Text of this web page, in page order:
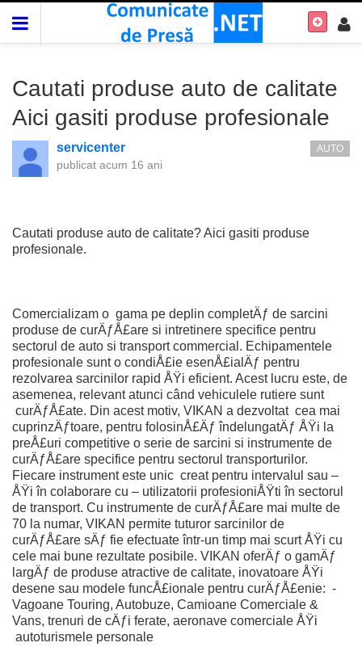
Cautati produse auto de calitate
Aici gasiti produse profesionale
servicenter
publicat acum 16 ani
AUTO
Cautati produse auto de calitate? Aici gasiti produse
profesionale.
Comercializam o gama pe deplin completÄƒ de sarcini
produse de curÄƒÅ£are si intretinere specifice pentru
sectorul de auto si transport commercial. Echipamentele
profesionale sunt o condiÅ£ie esenÅ£ialÄƒ pentru
rezolvarea sarcinilor rapid ÅŸi eficient. Acest lucru este, de
asemenea, relevant atunci când vehiculele rutiere sunt
curÄƒÅ£ate. Din acest motiv, VIKAN a dezvoltat cea mai
cuprinzÄƒtoare, pentru folosinÅ£Äƒ îndelungatÄƒ ÅŸi la
preÅ£uri competitive o serie de sarcini si instrumente de
curÄƒÅ£are specifice pentru sectorul transporturilor.
Fiecare instrument este unic creat pentru intervalul sau –
ÅŸi în colaborare cu – utilizatorii profesioniÅŸti în sectorul
de transport. Cu instrumente de curÄƒÅ£are mai multe de
70 la numar, VIKAN permite tuturor sarcinilor de
curÄƒÅ£are sÄƒ fie efectuate într-un timp mai scurt ÅŸi cu
cele mai bune rezultate posibile. VIKAN oferÄƒ o gamÄƒ
largÄƒ de produse atractive de calitate, inovatoare ÅŸi
desene sau modele funcÅ£ionale pentru curÄƒÅ£enie: -
Vagoane Touring, Autobuze, Camioane Comerciale &
Vans, trenuri de cÄƒi ferate, aeronave comerciale ÅŸi
autoturismele personale